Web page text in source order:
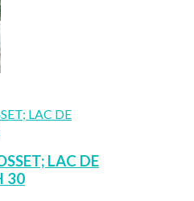
LAC DE
30